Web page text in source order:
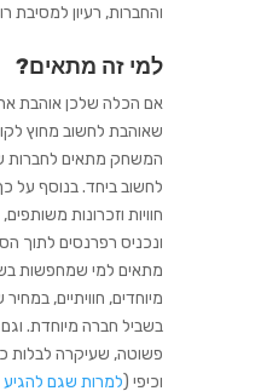
והחברות, רעיון למסיבת
למי זה מתאים?
אם הכלה שלכן אוהבת
שאוהבת לחשוב מחוץ
המשחק מתאים לחברות
לחשוב ביחד. בנוסף על
חוויות וזכרונות
ונכניס רפרנסים לתוך
מתאים למי שמחפשות
מיוחדים, חוויתיים, במחיר
בשביל חברה מיוחדת.
פשוטה, שעיקרה לבלות
וכיפי (למרות שגם להגיע